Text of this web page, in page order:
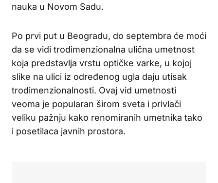
nauka u Novom Sadu.
Po prvi put u Beogradu, do septembra će moći
da se vidi trodimenzionalna ulična umetnost
koja predstavlja vrstu optičke varke, u kojoj
slike na ulici iz određenog ugla daju utisak
trodimenzionalnosti. Ovaj vid umetnosti
veoma je popularan širom sveta i privlači
veliku pažnju kako renomiranih umetnika tako
i posetilaca javnih prostora.